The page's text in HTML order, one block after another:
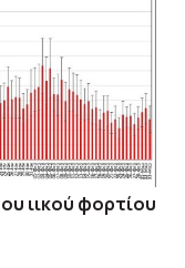
ιικού φορτίου